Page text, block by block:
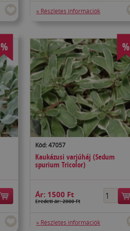
» Részletes információk
% %
Kód: 47057
Kaukázusi varjúháj (Sedum
spurium Tricolor)
Ár: 1500 Ft
Eredeti ár: 2000 Ft
» Részletes információk